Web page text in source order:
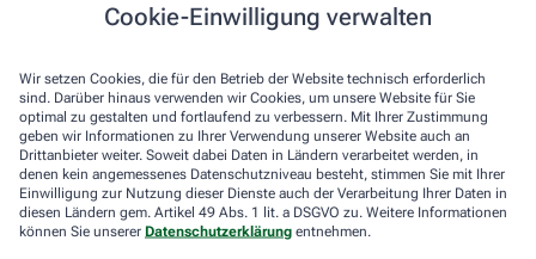
Cookie-Einwilligung verwalten
Wir setzen Cookies, die für den Betrieb der Website technisch erforderlich
sind. Darüber hinaus verwenden wir Cookies, um unsere Website für Sie
optimal zu gestalten und fortlaufend zu verbessern. Mit Ihrer Zustimmung
geben wir Informationen zu Ihrer Verwendung unserer Website auch an
Drittanbieter weiter. Soweit dabei Daten in Ländern verarbeitet werden, in
denen kein angemessenes Datenschutzniveau besteht, stimmen Sie mit Ihrer
Einwilligung zur Nutzung dieser Dienste auch der Verarbeitung Ihrer Daten in
diesen Ländern gem. Artikel 49 Abs. 1 lit. a DSGVO zu. Weitere Informationen
können Sie unserer Datenschutzerklärung entnehmen.